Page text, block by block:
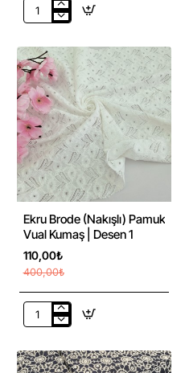
Ekru
(Nakışlı)
Pamuk
Vual
Kumaş
|
Desen
4
-73%
Ekru Brode (Nakışlı) Pamuk
Vual Kumaş | Desen 1
110,00₺
400,00₺
Ekru
(Nakışlı)
Pamuk